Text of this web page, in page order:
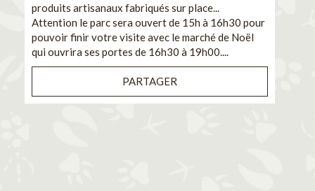
produits artisanaux fabriqués sur place...
Attention le parc sera ouvert de 15h à 16h30 pour
pouvoir finir votre visite avec le marché de Noël
qui ouvrira ses portes de 16h30 à 19h00....
PARTAGER